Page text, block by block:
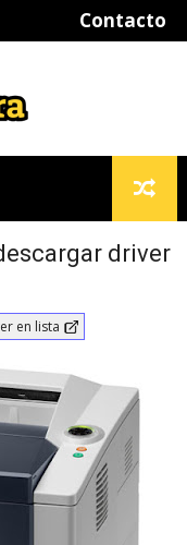
Contacto
driver
en lista